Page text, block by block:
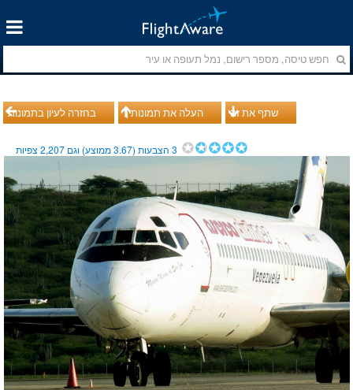
בחזרה לעיון בתמונות העלה את תמונותיך שתף את זה
3הצבעות (3.67ממוצע) וגם 2,207צפיות